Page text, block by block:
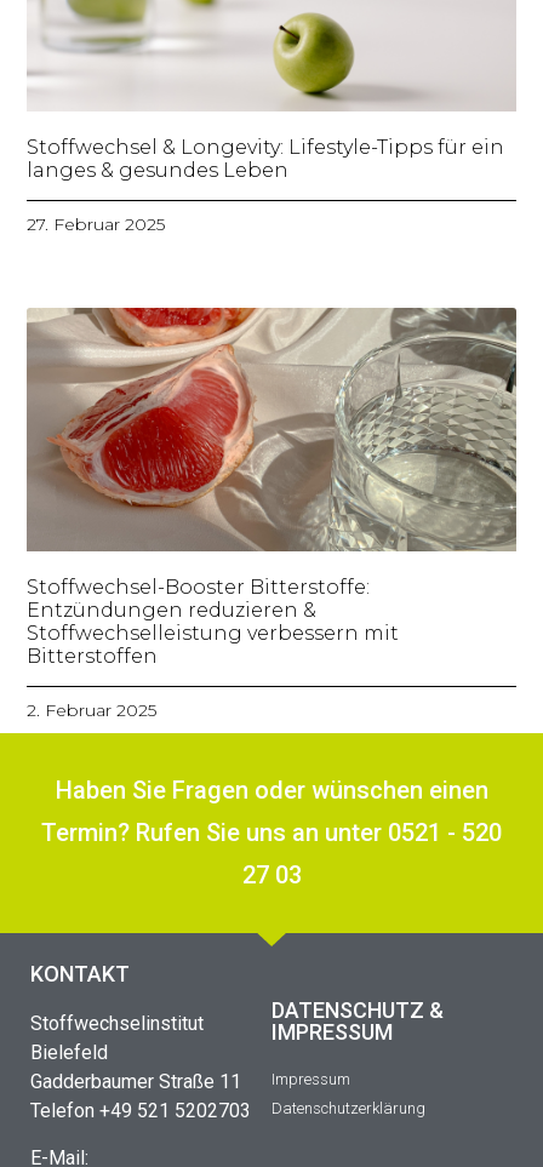
Stoffwechsel & Longevity: Lifestyle-Tipps für ein
langes & gesundes Leben
27. Februar 2025
Stoffwechsel-Booster Bitterstoffe:
Entzündungen reduzieren &
Stoffwechselleistung verbessern mit
Bitterstoffen
2. Februar 2025
Haben Sie Fragen oder wünschen einen
Termin? Rufen Sie uns an unter 0521 - 520
27 03
KONTAKT
Stoffwechselinstitut
Bielefeld
Gadderbaumer Straße 11
Telefon +49 521 5202703
E-Mail:
DATENSCHUTZ &
IMPRESSUM
Impressum
Datenschutzerklärung